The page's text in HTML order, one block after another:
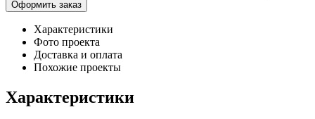
Характеристики
Фото проекта
Доставка и оплата
Похожие проекты
Характеристики